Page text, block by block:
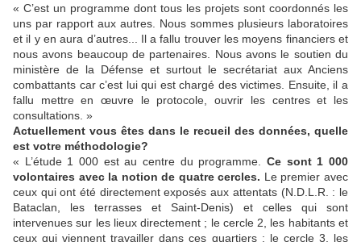
« C’est un programme dont tous les projets sont coordonnés les
uns par rapport aux autres. Nous sommes plusieurs laboratoires
et il y en aura d’autres... Il a fallu trouver les moyens financiers et
nous avons beaucoup de partenaires. Nous avons le soutien du
ministère de la Défense et surtout le secrétariat aux Anciens
combattants car c’est lui qui est chargé des victimes. Ensuite, il a
fallu mettre en œuvre le protocole, ouvrir les centres et les
consultations. »
Actuellement vous êtes dans le recueil des données, quelle
est votre méthodologie?
« L’étude 1 000 est au centre du programme. Ce sont 1 000
volontaires avec la notion de quatre cercles. Le premier avec
ceux qui ont été directement exposés aux attentats (N.D.L.R. : le
Bataclan, les terrasses et Saint-Denis) et celles qui sont
intervenues sur les lieux directement ; le cercle 2, les habitants et
ceux qui viennent travailler dans ces quartiers ; le cercle 3, les